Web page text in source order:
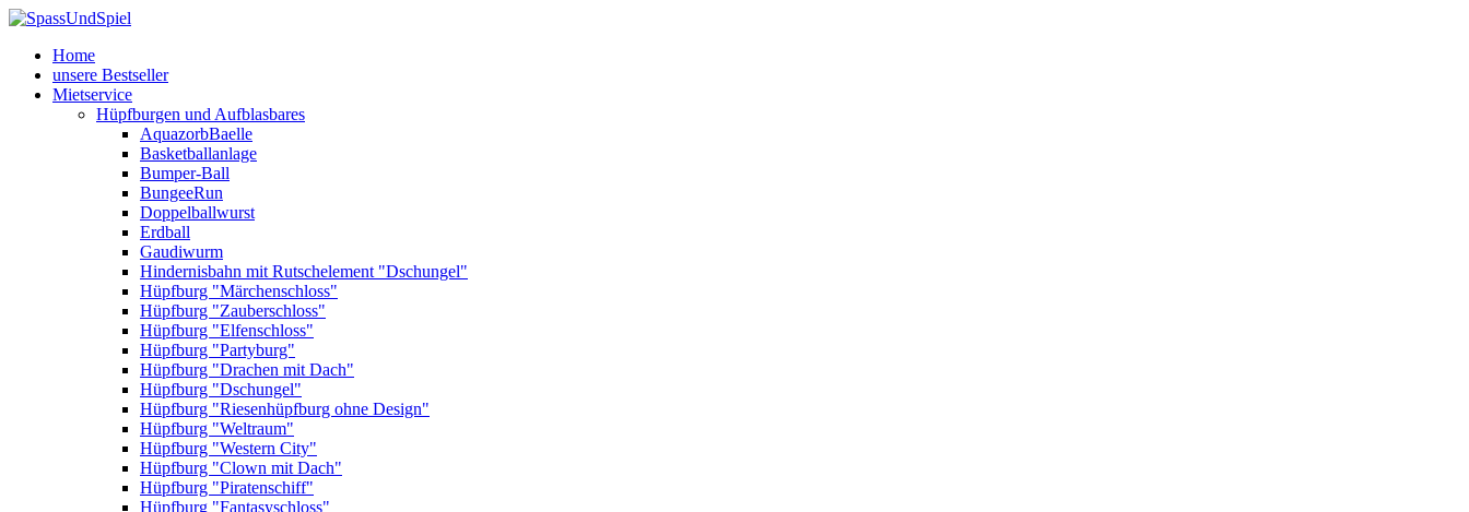
Home
unsere Bestseller
Mietservice
Hüpfburgen und Aufblasbares
AquazorbBaelle
Basketballanlage
Bumper-Ball
BungeeRun
Doppelballwurst
Erdball
Gaudiwurm
Hindernisbahn mit Rutschelement "Dschungel"
Hüpfburg "Märchenschloss"
Hüpfburg "Zauberschloss"
Hüpfburg "Elfenschloss"
Hüpfburg "Partyburg"
Hüpfburg "Drachen mit Dach"
Hüpfburg "Dschungel"
Hüpfburg "Riesenhüpfburg ohne Design"
Hüpfburg "Weltraum"
Hüpfburg "Western City"
Hüpfburg "Clown mit Dach"
Hüpfburg "Piratenschiff"
Hüpfburg "Fantasyschloss"